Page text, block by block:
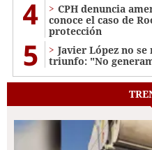
4
CPH denuncia
conoce el caso de
protección
5
Javier López no
triunfo: "No